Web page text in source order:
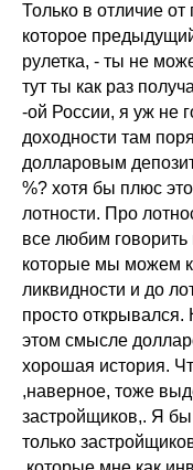
Только в отличие
которое
рулетка, - ты не
тут ты как раз
-ой России, я уж не
доходности там
долларовым
%? хотя бы плюс
лотности. Про
все любим
которые мы можем
ликвидности и до
просто
этом смысле
хорошая история.
,наверное, тоже
застройщиков,. Я
только